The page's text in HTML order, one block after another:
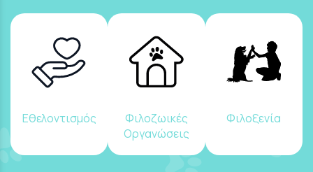
Εθελοντισμός
Φιλοζωικές
Οργανώσεις
Φιλοξενία